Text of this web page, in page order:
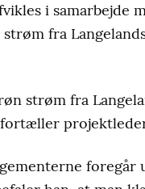
i samarbejde
fra
strøm fra
foregår